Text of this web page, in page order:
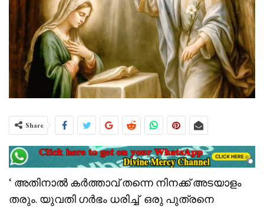
Share
‘ അതിനാൽ കർത്താവ് തന്നെ നിനക്ക് അടയാളം
തരും. യുവതി ഗർഭം ധരിച്ച് ഒരു പുത്രനെ